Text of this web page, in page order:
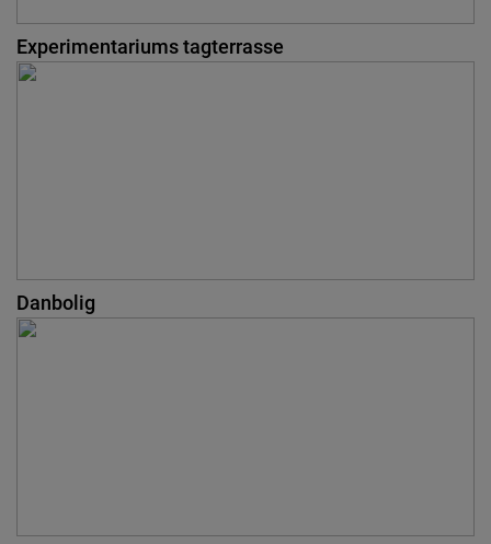
Experimentariums tagterrasse
Danbolig